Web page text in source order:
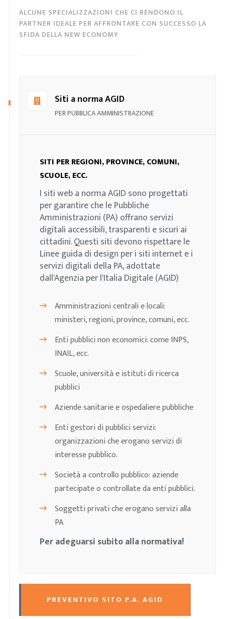
ALCUNE SPECIALIZZAZIONI CHE CI RENDONO IL
PARTNER IDEALE PER AFFRONTARE CON SUCCESSO LA
SFIDA DELLA NEW ECONOMY
Siti a norma AGID
PER PUBBLICA AMMINISTRAZIONE
SITI PER REGIONI, PROVINCE, COMUNI,
SCUOLE, ECC.
I siti web a norma AGID sono progettati
per garantire che le Pubbliche
Amministrazioni (PA) offrano servizi
digitali accessibili, trasparenti e sicuri ai
cittadini. Questi siti devono rispettare le
Linee guida di design per i siti internet e i
servizi digitali della PA, adottate
dall'Agenzia per l'Italia Digitale (AGID)
Amministrazioni centrali e locali:
ministeri, regioni, province, comuni, ecc.
Enti pubblici non economici: come INPS,
INAIL, ecc.
Scuole, università e istituti di ricerca
pubblici
Aziende sanitarie e ospedaliere pubbliche
Enti gestori di pubblici servizi:
organizzazioni che erogano servizi di
interesse pubblico.
Società a controllo pubblico: aziende
partecipate o controllate da enti pubblici.
Soggetti privati che erogano servizi alla
PA
Per adeguarsi subito alla normativa!
PREVENTIVO SITO P.A. AGID